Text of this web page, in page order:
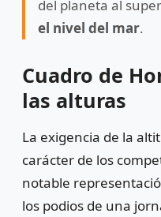
del planeta al
el nivel del mar.
Cuadro de
las alturas
La exigencia de la
carácter de los
notable
los podios de una